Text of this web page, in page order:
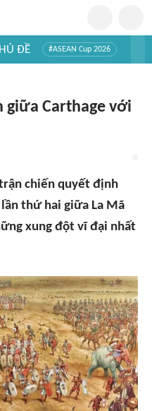
ĐỀ #ASEAN Cup 2026
giữa Carthage với
trận chiến quyết định
thứ hai giữa La Mã
xung đột vĩ đại nhất